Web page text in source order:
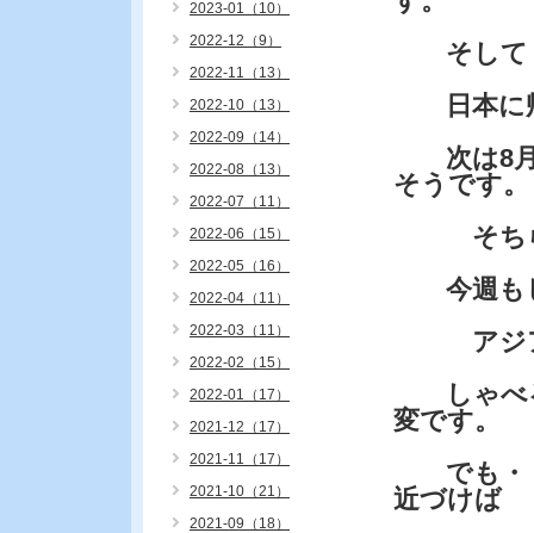
そして・
日本に帰
次は8月
そうです。
そちら
今週もし
アジア
しゃべる
変です。
でも・・
近づけば
2023-01（10）
2022-12（9）
2022-11（13）
2022-10（13）
2022-09（14）
2022-08（13）
2022-07（11）
2022-06（15）
2022-05（16）
2022-04（11）
2022-03（11）
2022-02（15）
2022-01（17）
2021-12（17）
2021-11（17）
2021-10（21）
2021-09（18）